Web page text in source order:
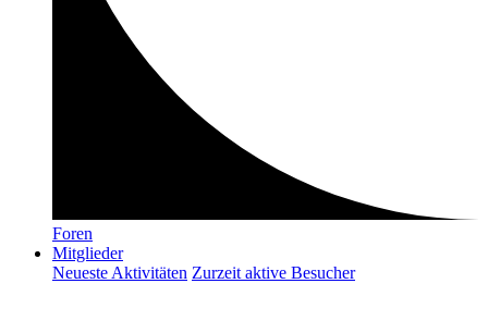
Foren
Mitglieder
Neueste Aktivitäten Zurzeit aktive Besucher